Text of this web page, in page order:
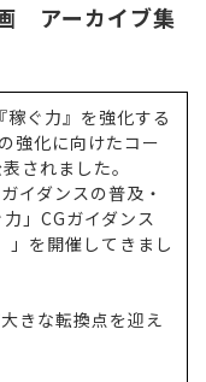
アーカイブ集
ぐ力』を強化する
強化に向けたコー
されました。
イダンスの普及・
」CGガイダンス
」を開催してきまし
きな転換点を迎え